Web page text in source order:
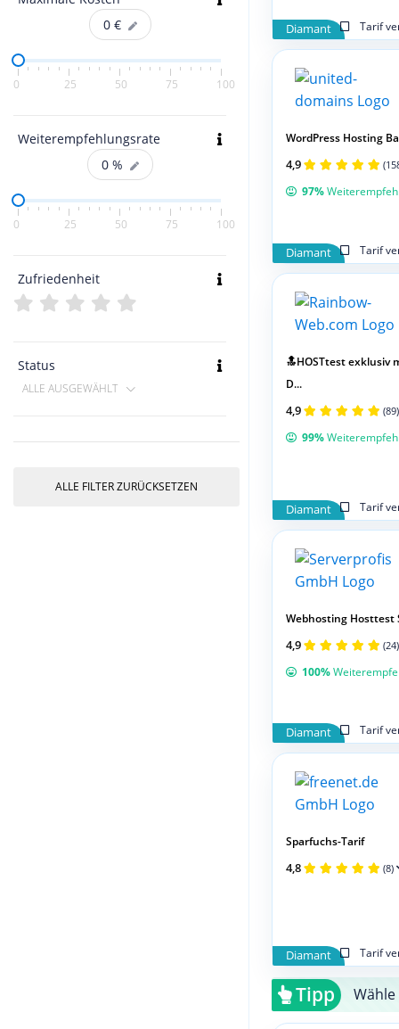
0 €
0 25 50 75 100
Weiterempfehlungsrate
0 %
0 25 50 75 100
Zufriedenheit
Status
ALLE AUSGEWÄHLT
ALLE FILTER ZURÜCKSETZEN
Diamant Tarif
Diamant Tarif
WordPress Hosting
4,9
97%
Diamant Tarif
🔝HOSTtest exklusiv
D...
4,9 (89)
99%
Diamant Tarif
Webhosting Hosttest
4,9 (24)
100%
Diamant Tarif
Sparfuchs-Tarif
4,8 (8)
Tipp